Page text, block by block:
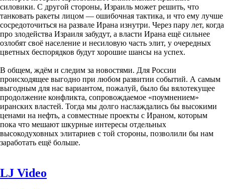
силовики. С другой стороны, Израиль может решить, что
танковать ракеты лицом — ошибочная тактика, и что ему лучше
сосредоточиться на развале Ирана изнутри. Через пару лет, когда
про злодейства Израиля забудут, а власти Ирана ещё сильнее
озлобят своё население и несиловую часть элит, у очередных
цветных беспорядков будут хорошие шансы на успех.
В общем, ждём и следим за новостями. Для России
происходящее выгодно при любом развитии событий. А самым
выгодным для нас вариантом, пожалуй, было бы вялотекущее
продолжение конфликта, сопровождаемое «поумнением»
иранских властей. Тогда мы долго наслаждались бы высокими
ценами на нефть, а совместные проекты с Ираном, которым
пока что мешают шкурные интересы отдельных
высокодуховных элитариев с той стороны, позволили бы нам
заработать ещё больше.
LJ Video